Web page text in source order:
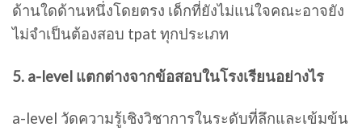
ด้านใดด้านหนึ่งโดยตรง เด็กที่ยังไม่แน่ใจคณะอาจยัง
ไม่จำเป็นต้องสอบ tpat ทุกประเภท
5. a-level แตกต่างจากข้อสอบในโรงเรียนอย่างไร
a-level วัดความรู้เชิงวิชาการในระดับที่ลึกและเข้มข้น